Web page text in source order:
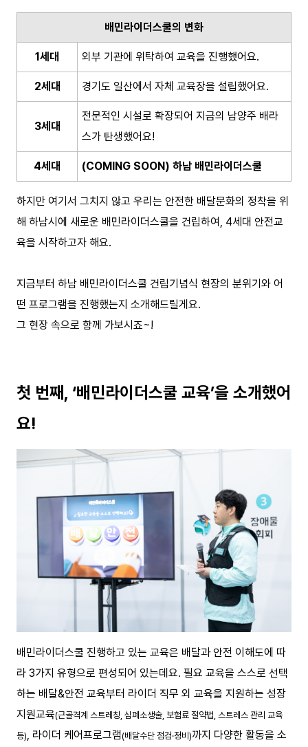
배민라이더스쿨의 변화
1세대 외부 기관에 위탁하여 교육을 진행했어요.
2세대 경기도 일산에서 자체 교육장을 설립했어요.
3세대
전문적인 시설로 확장되어 지금의 남양주 배라
스가 탄생했어요!
4세대 (COMING SOON) 하남 배민라이더스쿨
하지만 여기서 그치지 않고 우리는 안전한 배달문화의 정착을 위
해 하남시에 새로운 배민라이더스쿨을 건립하여, 4세대 안전교
육을 시작하고자 해요.
지금부터 하남 배민라이더스쿨 건립기념식 현장의 분위기와 어
떤 프로그램을 진행했는지 소개해드릴게요.
그 현장 속으로 함께 가보시죠~!
첫 번째, ‘배민라이더스쿨 교육’을 소개했어
요!
배민라이더스쿨 진행하고 있는 교육은 배달과 안전 이해도에 따
라 3가지 유형으로 편성되어 있는데요. 필요 교육을 스스로 선택
하는 배달&안전 교육부터 라이더 직무 외 교육을 지원하는 성장
지원교육(근골격계 스트레칭, 심폐소생술, 보험료 절약법, 스트레스 관리 교육
등), 라이더 케어프로그램(배달수단 점검·정비)까지 다양한 활동을 소